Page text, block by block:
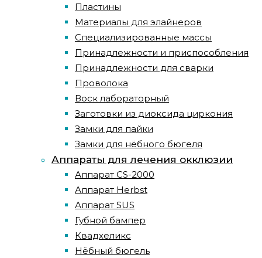
Пластины
Материалы для элайнеров
Специализированные массы
Принадлежности и приспособления
Принадлежности для сварки
Проволока
Воск лабораторный
Заготовки из диоксида циркония
Замки для пайки
Замки для нёбного бюгеля
Аппараты для лечения окклюзии
Аппарат CS-2000
Аппарат Herbst
Аппарат SUS
Губной бампер
Квадхеликс
Нёбный бюгель